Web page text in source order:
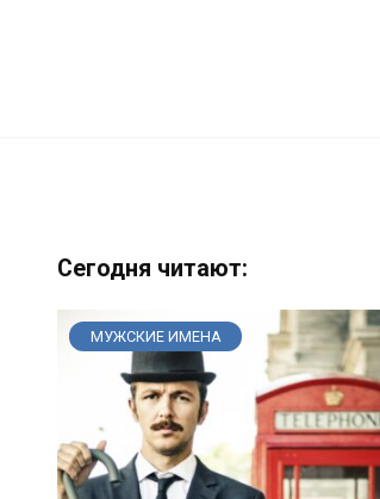
Сегодня читают:
МУЖСКИЕ ИМЕНА